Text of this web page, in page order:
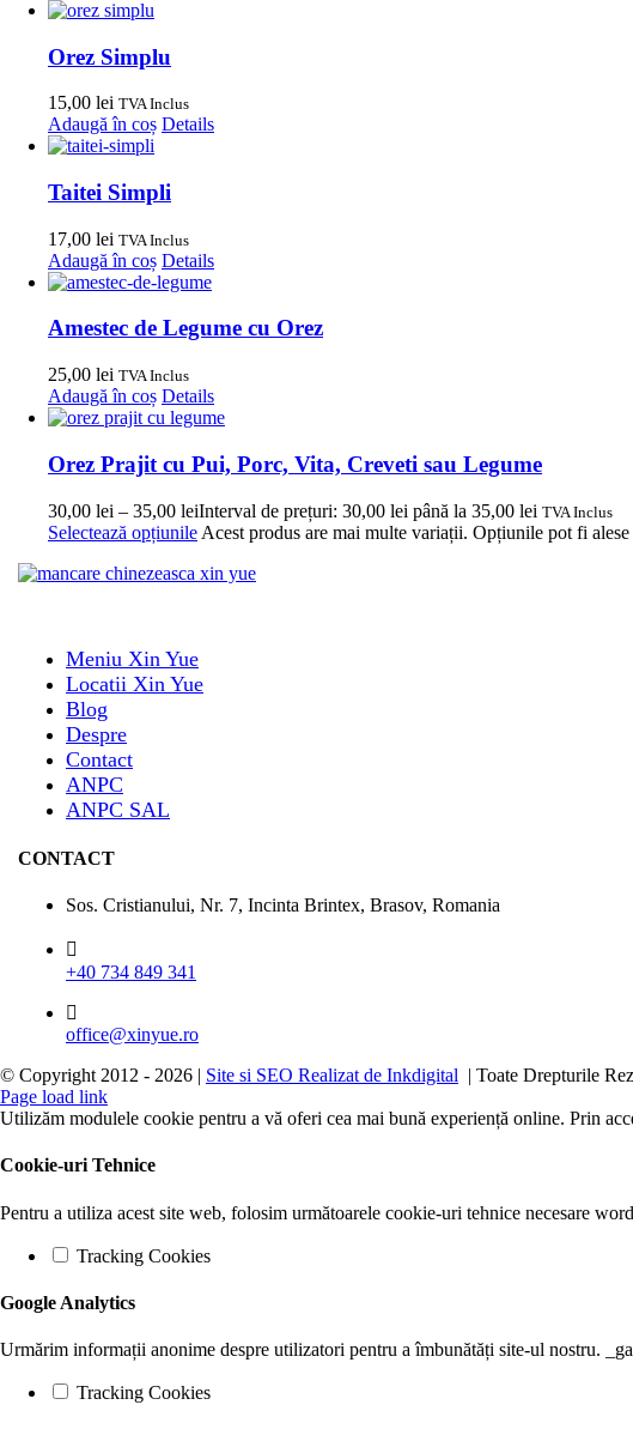
Orez Simplu
15,00 lei TVA Inclus
Adaugă în coș Details
Taitei Simpli
17,00 lei TVA Inclus
Adaugă în coș Details
Amestec de Legume cu Orez
25,00 lei TVA Inclus
Adaugă în coș Details
Orez Prajit cu Pui, Porc, Vita, Creveti sau Legume
30,00 lei – 35,00 leiInterval de prețuri: 30,00 lei până la 35,00 lei TVA Inclus
Selectează opțiunile Acest produs are mai multe variații. Opțiunile pot fi
Meniu Xin Yue
Locatii Xin Yue
Blog
Despre
Contact
ANPC
ANPC SAL
CONTACT
Sos. Cristianului, Nr. 7, Incinta Brintex, Brasov, Romania
+40 734 849 341
office@xinyue.ro
© Copyright 2012 - 2026 | Site si SEO Realizat de Inkdigital | Toate Drepturile
Page load link
Utilizăm modulele cookie pentru a vă oferi cea mai bună experiență online. Prin
Cookie-uri Tehnice
Pentru a utiliza acest site web, folosim următoarele cookie-uri tehnice necesare
Tracking Cookies
Google Analytics
Urmărim informații anonime despre utilizatori pentru a îmbunătăți site-ul nostru.
Tracking Cookies